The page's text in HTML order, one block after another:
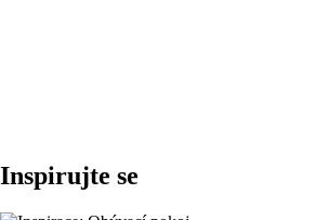
Inspirujte se